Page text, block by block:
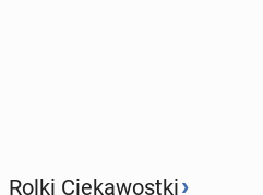
Rolki Ciekawostki›